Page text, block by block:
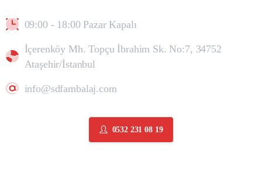
09:00 - 18:00 Pazar Kapalı
İçerenköy Mh. Topçu İbrahim Sk. No:7, 34752
Ataşehir/İstanbul
info@sdfambalaj.com
0532 231 08 19